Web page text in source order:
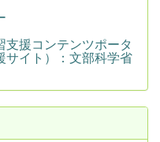
援コンテンツポータ
サイト）：文部科学省